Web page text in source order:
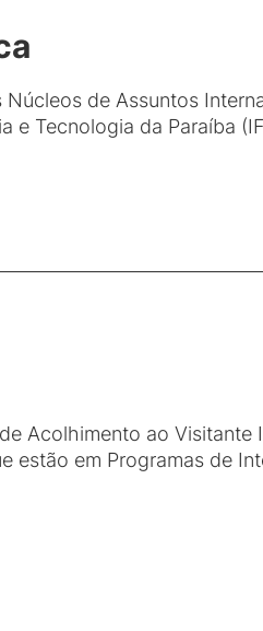
de Assuntos
e Tecnologia da Paraíba
Acolhimento ao Visitante
estão em Programas de